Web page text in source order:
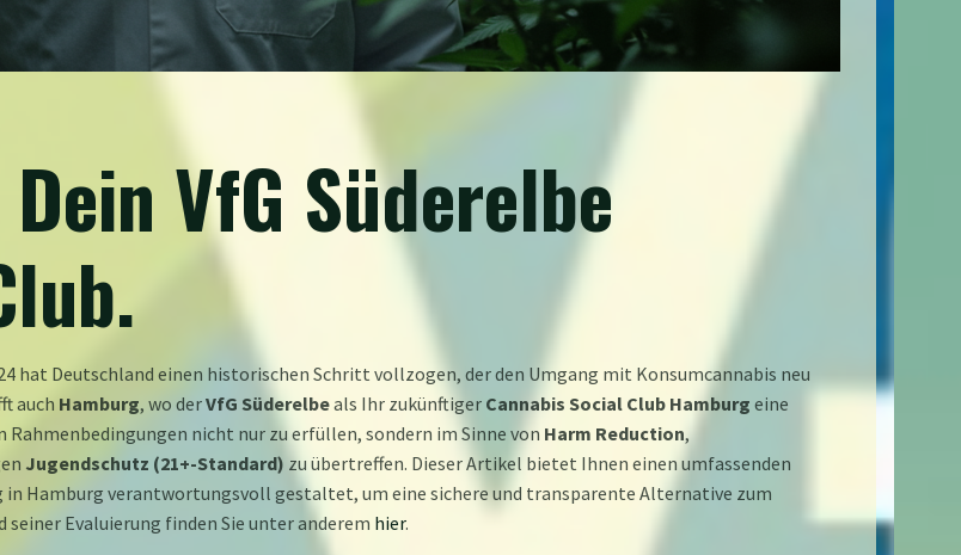
VfG Süderelbe
hat Deutschland einen historischen Schritt vollzogen, der den Umgang mit Konsumcannabis neu
auch Hamburg, wo derVfG Süderelbeals Ihr zukünftiger Cannabis Social Club Hamburg eine
nicht nur zu erfüllen, sondern im Sinne von Harm Reduction,
Jugendschutz (21+-Standard) zu übertreffen. Dieser Artikel bietet Ihnen einen umfassenden
in Hamburg verantwortungsvoll gestaltet, um eine sichere und transparente Alternative zum
Evaluierung finden Sie unter anderem hier.